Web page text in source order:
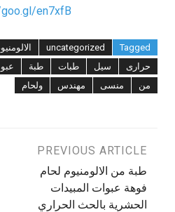
goo.gl/en7xfB
Tagged
uncategorized الالومنيوم
حرارى
سيل طبات طبة عبوة
من
منسى مهندس ولحام
تصفّح
المقالات
PREVIOUS ARTICLE
طبة من الالومنيوم لحام
فوهة عبوات المبيدات
الحشرية بالحث الحراري